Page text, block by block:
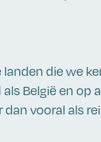
die we
België en
vooral als